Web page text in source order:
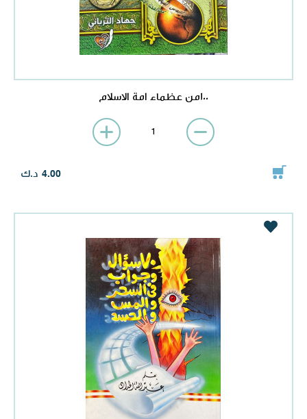
100من عظماء امة الاسلام
4.00 د.ك